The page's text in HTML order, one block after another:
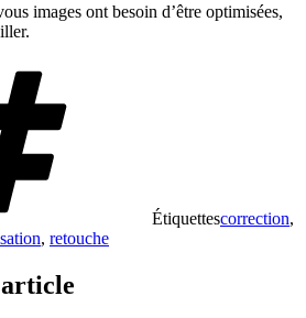
images ont besoin d’être optimisées,
Étiquettescorrection,
, retouche